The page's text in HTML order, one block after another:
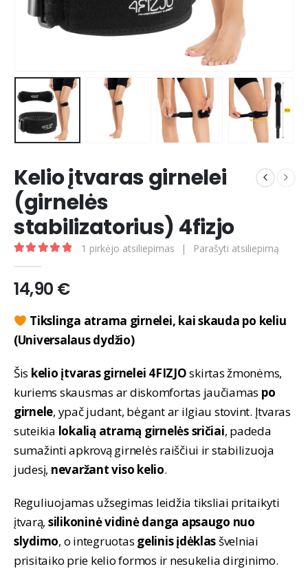
Kelio įtvaras girnelei
(girnelės
stabilizatorius) 4fizjo
1 pirkėjo atsiliepimas | Parašyti atsiliepimą
14,90 €
Tikslinga atrama girnelei, kai skauda po keliu
(Universalaus dydžio)
Šis kelio įtvaras girnelei 4FIZJOskirtas žmonėms,
kuriems skausmas ar diskomfortas jaučiamas po
girnele, ypač judant, bėgant ar ilgiau stovint. Įtvaras
suteikia lokalią atramą girnelės sričiai, padeda
sumažinti apkrovą girnelės raiščiui ir stabilizuoja
judesį, nevaržant viso kelio.
Reguliuojamas užsegimas leidžia tiksliai pritaikyti
įtvarą, silikoninė vidinė danga apsaugo nuo
slydimo, o integruotas gelinis įdėklas švelniai
prisitaiko prie kelio formos ir nesukelia dirginimo.